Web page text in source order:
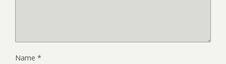
Name *